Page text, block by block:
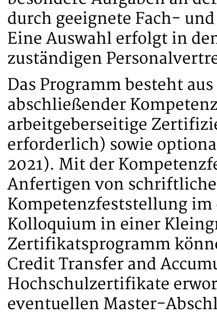
durch geeignete Fach-
Eine Auswahl erfolgt in
zuständigen
Das Programm besteht
abschließender
arbeitgeberseitige
erforderlich) sowie
2021). Mit der
Anfertigen von
Kompetenzfeststellung
Kolloquium in einer
Zertifikatsprogramm
Credit Transfer and
Hochschulzertifikate
eventuellen Master-